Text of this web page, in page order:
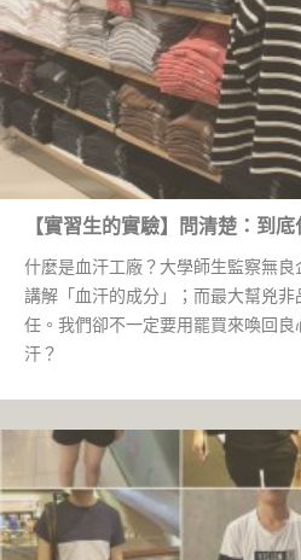
【實習生的實驗】問清楚：到
什麼是血汗工廠？大學師生監察無
講解「血汗的成分」；而最大幫兇
任。我們卻不一定要用罷買來喚回
汗？